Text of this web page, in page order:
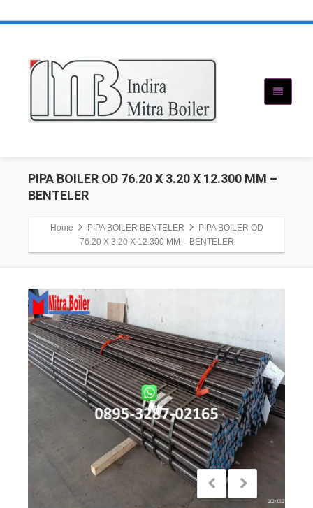
PIPA BOILER OD 76.20 X 3.20 X 12.300 MM –
BENTELER
Home PIPA BOILER BENTELER
PIPA BOILER OD
76.20 X 3.20 X 12.300 MM – BENTELER